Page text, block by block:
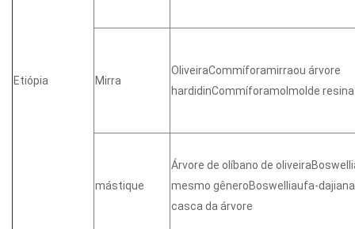
Etiópia Mirra
OliveiraCommíforamirraou árvore
hardidinCommíforamolmolde
mástique
Árvore de olíbano de
mesmo gêneroBoswelliaufa-
casca da árvore